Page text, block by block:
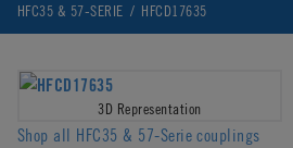
HFC35 & 57-SERIE
HFCD17635
3D Representation
Shop all HFC35 & 57-Serie couplings